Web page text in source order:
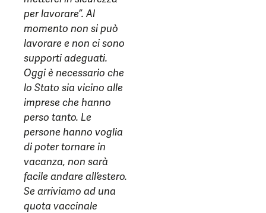
per lavorare”. Al
momento non si può
lavorare e non ci sono
supporti adeguati.
Oggi è necessario che
lo Stato sia vicino alle
imprese che hanno
perso tanto. Le
persone hanno voglia
di poter tornare in
vacanza, non sarà
facile andare all’estero.
Se arriviamo ad una
quota vaccinale